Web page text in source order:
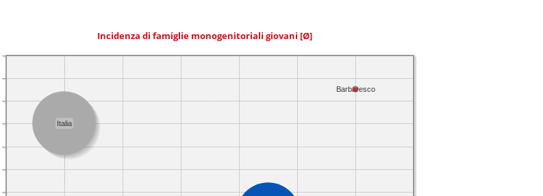
Incidenza di famiglie monogenitoriali giovani [Ø]
Italia
Barbaresco